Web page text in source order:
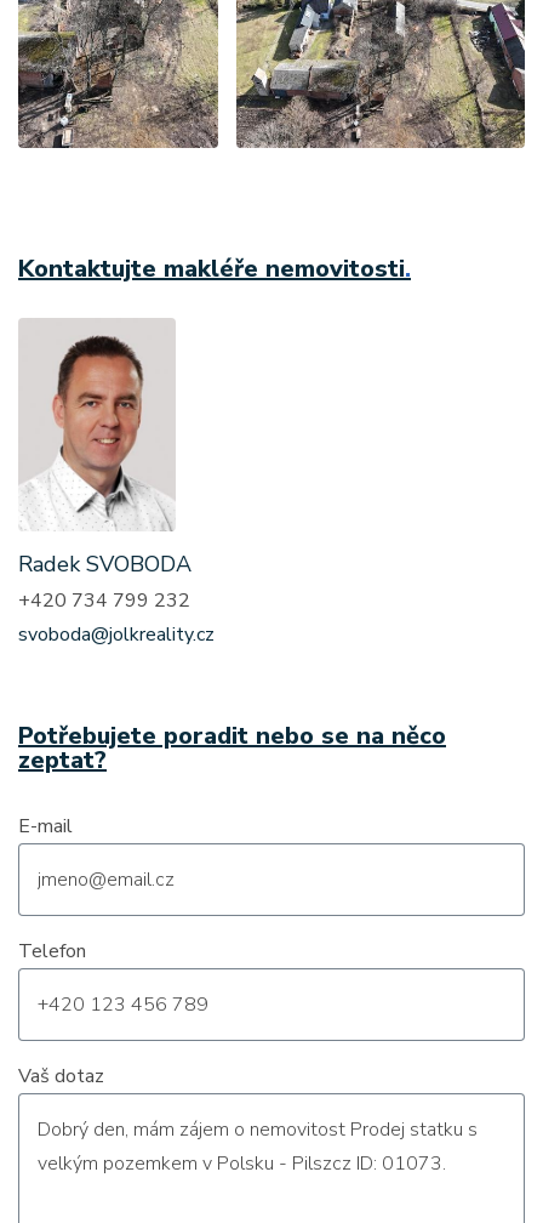
Kontaktujte makléře nemovitosti.
Radek SVOBODA
+420 734 799 232
svoboda@jolkreality.cz
Potřebujete poradit nebo se na něco
zeptat?
E-mail
Telefon
Vaš dotaz